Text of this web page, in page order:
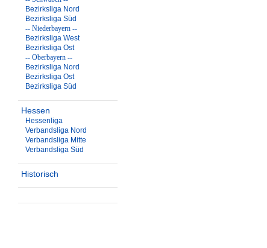
Bezirksliga Nord
Bezirksliga Süd
-- Niederbayern --
Bezirksliga West
Bezirksliga Ost
-- Oberbayern --
Bezirksliga Nord
Bezirksliga Ost
Bezirksliga Süd
Hessen
Hessenliga
Verbandsliga Nord
Verbandsliga Mitte
Verbandsliga Süd
Historisch